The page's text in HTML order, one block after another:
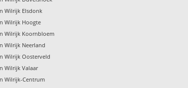
Wilrijk Elsdonk
Wilrijk Hoogte
Wilrijk Koornbloem
Wilrijk Neerland
Wilrijk Oosterveld
Wilrijk Valaar
Wilrijk-Centrum